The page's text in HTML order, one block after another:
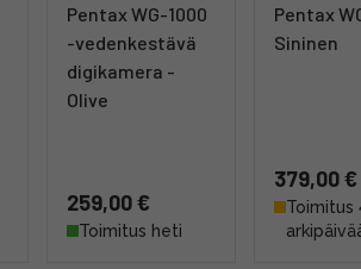
Pentax WG-1000
-vedenkestävä
digikamera -
Olive
259,00 €
Toimitus heti
Pentax
Sininen
379,00 €
Toimitus